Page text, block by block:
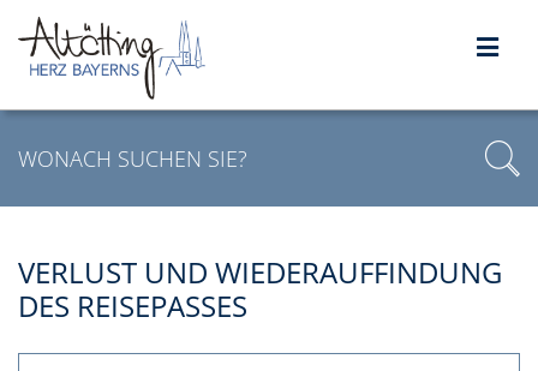
VERLUST UND WIEDERAUFFINDUNG
DES REISEPASSES